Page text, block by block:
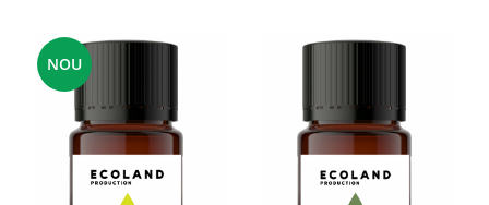
NOU